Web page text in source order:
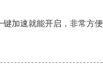
加速就能开启，非常方便